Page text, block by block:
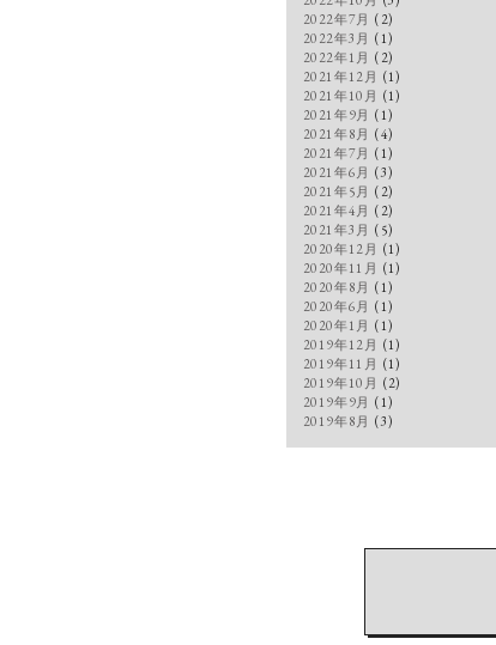
2022年7月 (2)
2022年3月 (1)
2022年1月 (2)
2021年12月 (1)
2021年10月 (1)
2021年9月 (1)
2021年8月 (4)
2021年7月 (1)
2021年6月 (3)
2021年5月 (2)
2021年4月 (2)
2021年3月 (5)
2020年12月 (1)
2020年11月 (1)
2020年8月 (1)
2020年6月 (1)
2020年1月 (1)
2019年12月 (1)
2019年11月 (1)
2019年10月 (2)
2019年9月 (1)
2019年8月 (3)